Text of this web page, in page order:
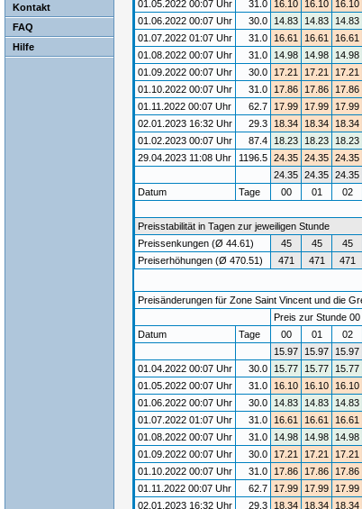
Kontakt
FAQ
Hilfe
01.05.2022 00:07 Uhr
31.0 16.10 16.10 16.10
01.06.2022 00:07 Uhr
30.0 14.83 14.83 14.83
01.07.2022 01:07 Uhr
31.0 16.61 16.61 16.61
01.08.2022 00:07 Uhr
31.0 14.98 14.98 14.98
01.09.2022 00:07 Uhr
30.0 17.21 17.21 17.21
01.10.2022 00:07 Uhr
31.0 17.86 17.86 17.86
01.11.2022 00:07 Uhr
62.7 17.99 17.99 17.99
02.01.2023 16:32 Uhr
29.3 18.34 18.34 18.34
01.02.2023 00:07 Uhr
87.4 18.23 18.23 18.23
29.04.2023 11:08 Uhr
1196.5 24.35 24.35 24.35
24.35 24.35 24.35
Datum
Tage 00 01 02
Preisstabilität in Tagen zur jeweiligen Stunde
Preissenkungen (Ø 44.61)
45 45 45
Preiserhöhungen (Ø 470.51)
471 471 471
Preisänderungen für Zone Saint Vincent und die
Preis zur Stunde
Datum
Tage 00 01 02
15.97
15.97 15.97
01.04.2022 00:07 Uhr
30.0 15.77 15.77 15.77
01.05.2022 00:07 Uhr
31.0 16.10 16.10 16.10
01.06.2022 00:07 Uhr
30.0 14.83 14.83 14.83
01.07.2022 01:07 Uhr
31.0 16.61 16.61 16.61
01.08.2022 00:07 Uhr
31.0 14.98 14.98 14.98
01.09.2022 00:07 Uhr
30.0 17.21 17.21 17.21
01.10.2022 00:07 Uhr
31.0 17.86 17.86 17.86
01.11.2022 00:07 Uhr
62.7 17.99 17.99 17.99
02.01.2023 16:32 Uhr
29.3 18.34 18.34 18.34